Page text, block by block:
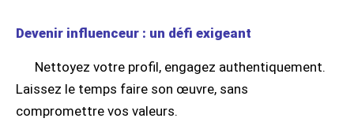
Devenir influenceur : un défi exigeant
Nettoyez votre profil, engagez authentiquement.
Laissez le temps faire son œuvre, sans
compromettre vos valeurs.